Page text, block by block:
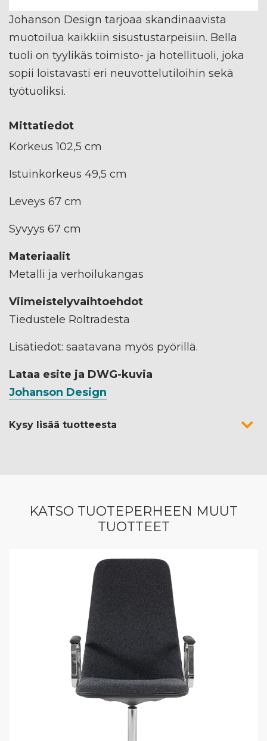
Johanson Design tarjoaa skandinaavista
muotoilua kaikkiin sisustustarpeisiin. Bella
tuoli on tyylikäs toimisto- ja hotellituoli, joka
sopii loistavasti eri neuvottelutiloihin sekä
työtuoliksi.
Mittatiedot
Korkeus 102,5 cm
Istuinkorkeus 49,5 cm
Leveys 67 cm
Syvyys 67 cm
Materiaalit
Metalli ja verhoilukangas
Viimeistelyvaihtoehdot
Tiedustele Roltradesta
Lisätiedot: saatavana myös pyörillä.
Lataa esite ja DWG-kuvia
Johanson Design
Kysy lisää tuotteesta
KATSO TUOTEPERHEEN MUUT
TUOTTEET